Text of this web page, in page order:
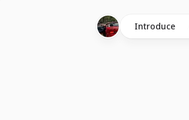
Introduce